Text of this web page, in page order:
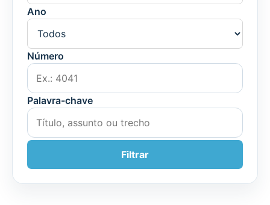
Ano
Número
Palavra-chave
Filtrar